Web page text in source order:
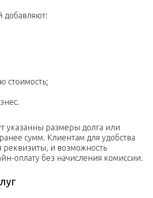
добавляют:
стоимость;
указанны размеры долга или
сумм. Клиентам для удобства
реквизиты, и возможность
оплату без начисления комиссии.